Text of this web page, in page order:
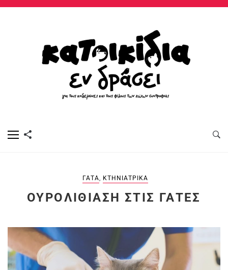
ΓΆΤΑ, ΚΤΗΝΙΑΤΡΙΚΆ
ΟΥΡΟΛΙΘΊΑΣΗ ΣΤΙΣ ΓΆΤΕΣ